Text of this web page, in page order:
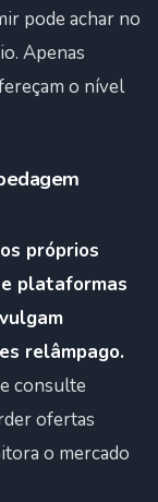
pode achar no
Apenas
o nível
próprios
plataformas
relâmpago.
consulte
ofertas
o mercado